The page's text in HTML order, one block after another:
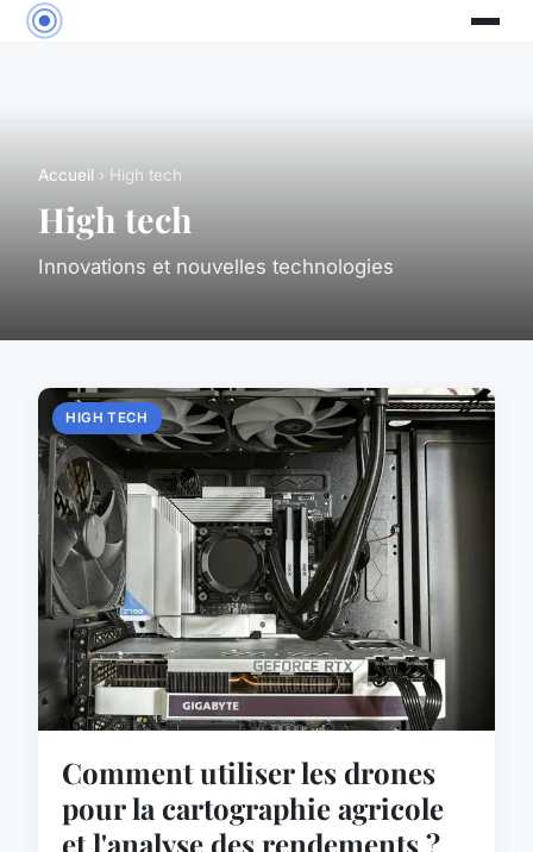
Accueil › High tech
High tech
Innovations et nouvelles technologies
HIGH TECH
Comment utiliser les drones
pour la cartographie agricole
et l'analyse des rendements ?